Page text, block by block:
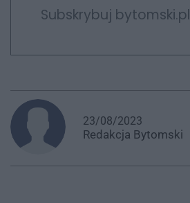
Subskrybuj bytomski.pl
23/08/2023
Redakcja Bytomski